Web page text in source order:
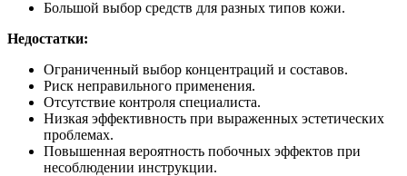
Большой выбор средств для разных типов кожи.
Недостатки:
Ограниченный выбор концентраций и составов.
Риск неправильного применения.
Отсутствие контроля специалиста.
Низкая эффективность при выраженных эстетических
проблемах.
Повышенная вероятность побочных эффектов при
несоблюдении инструкции.